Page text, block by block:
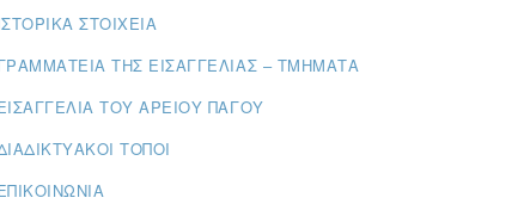
ΣΤΟΙΧΕΊΑ
ΤΗΣ ΕΙΣΑΓΓΕΛΊΑΣ – ΤΜΉΜΑΤΑ
ΤΟΥ ΑΡΕΊΟΥ ΠΆΓΟΥ
ΤΌΠΟΙ